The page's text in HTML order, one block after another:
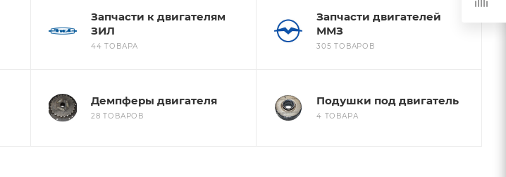
Запчасти к двигателям
ЗИЛ
44 ТОВАРА
Запчасти двигателей
ММЗ
305 ТОВАРОВ
Демпферы двигателя
28 ТОВАРОВ
Подушки под двигатель
4 ТОВАРА